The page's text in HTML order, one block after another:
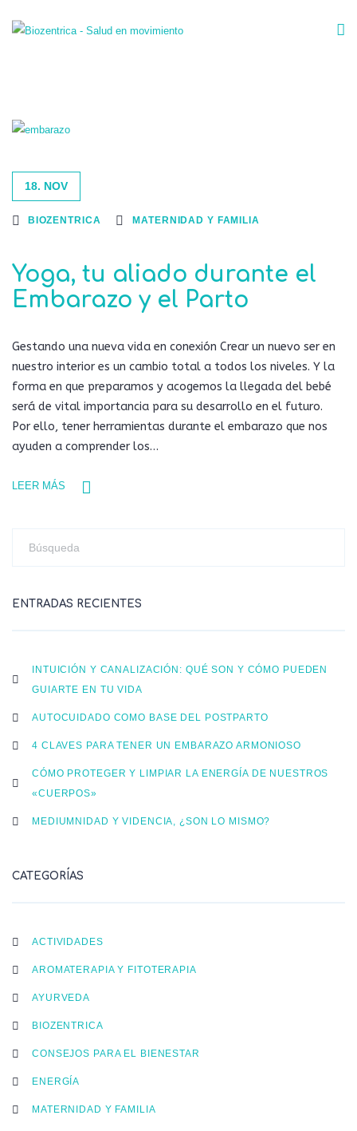
18. NOV
BIOZENTRICA MATERNIDAD Y FAMILIA
Yoga, tu aliado durante el
Embarazo y el Parto
Gestando una nueva vida en conexión Crear un nuevo ser en
nuestro interior es un cambio total a todos los niveles. Y la
forma en que preparamos y acogemos la llegada del bebé
será de vital importancia para su desarrollo en el futuro.
Por ello, tener herramientas durante el embarazo que nos
ayuden a comprender los…
LEER MÁS
ENTRADAS RECIENTES
INTUICIÓN Y CANALIZACIÓN: QUÉ SON Y CÓMO PUEDEN
GUIARTE EN TU VIDA
AUTOCUIDADO COMO BASE DEL POSTPARTO
4 CLAVES PARA TENER UN EMBARAZO ARMONIOSO
CÓMO PROTEGER Y LIMPIAR LA ENERGÍA DE NUESTROS
«CUERPOS»
MEDIUMNIDAD Y VIDENCIA, ¿SON LO MISMO?
CATEGORÍAS
ACTIVIDADES
AROMATERAPIA Y FITOTERAPIA
AYURVEDA
BIOZENTRICA
CONSEJOS PARA EL BIENESTAR
ENERGÍA
MATERNIDAD Y FAMILIA